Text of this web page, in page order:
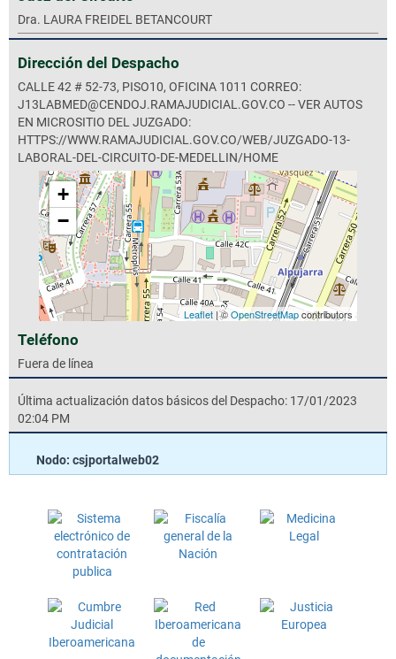
Dra. LAURA FREIDEL BETANCOURT
Dirección del Despacho
CALLE 42 # 52-73, PISO10, OFICINA 1011 CORREO:
J13LABMED@CENDOJ.RAMAJUDICIAL.GOV.CO -- VER AUTOS
EN MICROSITIO DEL JUZGADO:
HTTPS://WWW.RAMAJUDICIAL.GOV.CO/WEB/JUZGADO-13-
LABORAL-DEL-CIRCUITO-DE-MEDELLIN/HOME
+
−
Leaflet| ©OpenStreetMapcontributors
Teléfono
Fuera de línea
Última actualización datos básicos del Despacho: 17/01/2023
02:04 PM
Nodo: csjportalweb02